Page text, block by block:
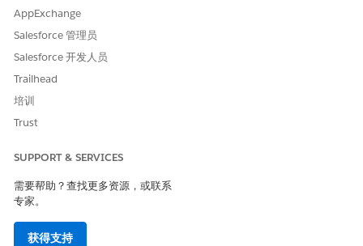
AppExchange
Salesforce 管理员
Salesforce 开发人员
Trailhead
培训
Trust
SUPPORT & SERVICES
需要帮助？查找更多资源，或联系
专家。
获得支持